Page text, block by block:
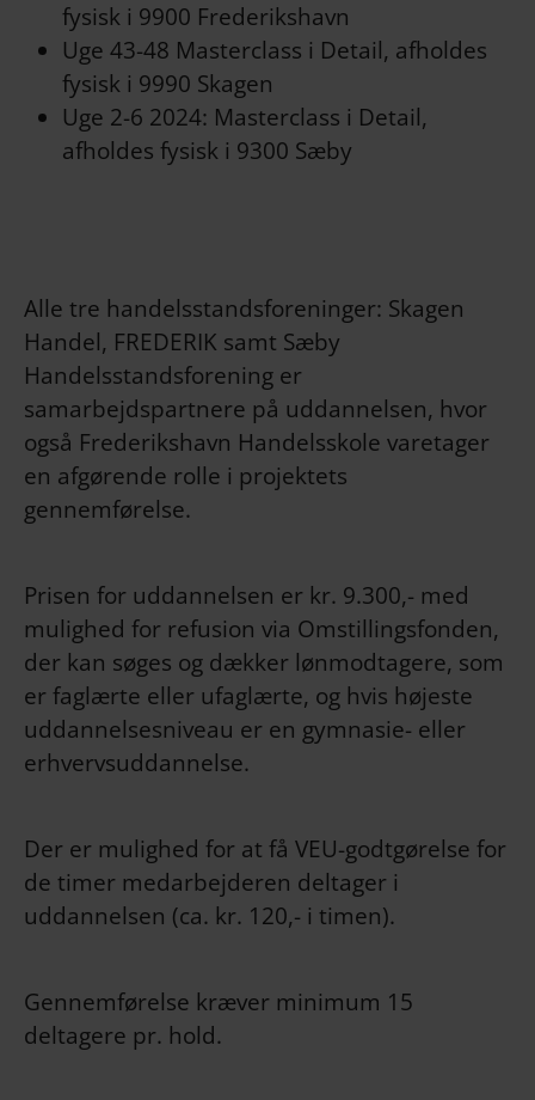
fysisk i 9900 Frederikshavn
Uge 43-48 Masterclass i Detail, afholdes
fysisk i 9990 Skagen
Uge 2-6 2024: Masterclass i Detail,
afholdes fysisk i 9300 Sæby
Alle tre handelsstandsforeninger: Skagen
Handel, FREDERIK samt Sæby
Handelsstandsforening er
samarbejdspartnere på uddannelsen, hvor
også Frederikshavn Handelsskole varetager
en afgørende rolle i projektets
gennemførelse.
Prisen for uddannelsen er kr. 9.300,- med
mulighed for refusion via Omstillingsfonden,
der kan søges og dækker lønmodtagere, som
er faglærte eller ufaglærte, og hvis højeste
uddannelsesniveau er en gymnasie- eller
erhvervsuddannelse.
Der er mulighed for at få VEU-godtgørelse for
de timer medarbejderen deltager i
uddannelsen (ca. kr. 120,- i timen).
Gennemførelse kræver minimum 15
deltagere pr. hold.